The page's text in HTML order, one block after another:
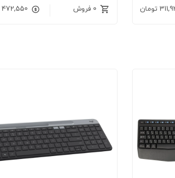
تومان 0 فروش 472,550